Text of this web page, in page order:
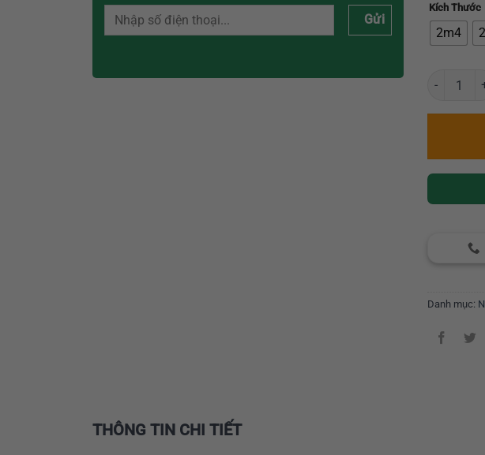
Gửi
Kích Thước
2m4
Bàn làm
Danh mục:
THÔNG TIN CHI TIẾT